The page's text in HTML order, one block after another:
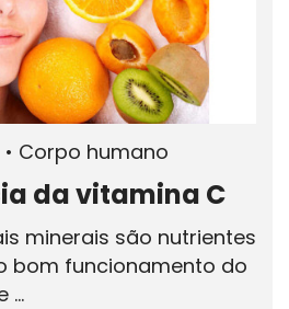
• Corpo humano
da vitamina C
minerais são nutrientes
bom funcionamento do
...